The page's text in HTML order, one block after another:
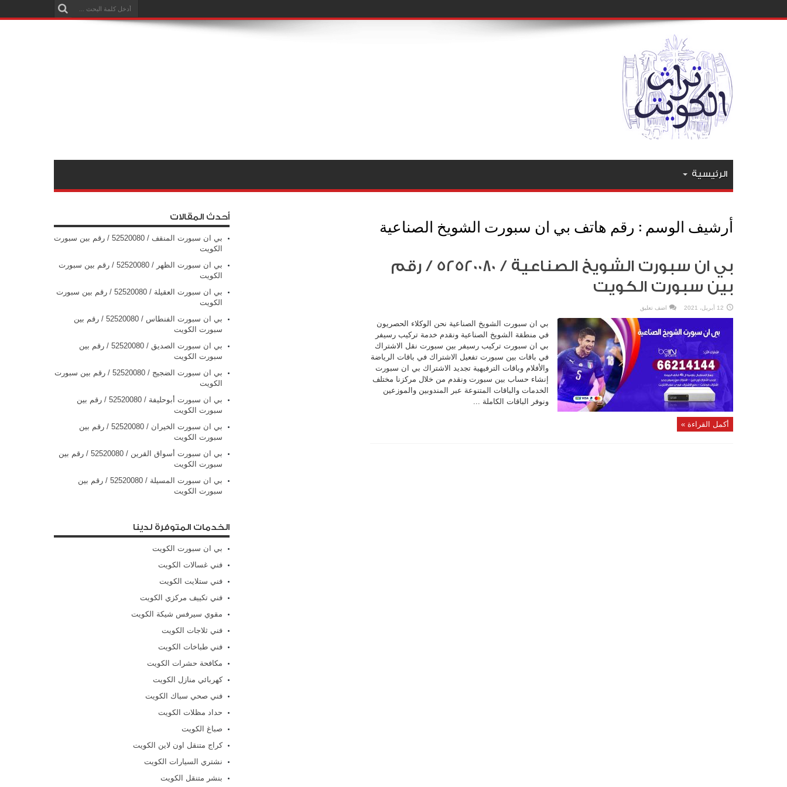
الرئيسية
أرشيف الوسم : رقم هاتف بي ان سبورت الشويخ الصناعية
بي ان سبورت الشويخ الصناعية / 52520080 / رقم
بين سبورت الكويت
12 أبريل، 2021 اضف تعليق
بي ان سبورت الشويخ الصناعية نحن الوكلاء الحصريون
في منطقة الشويخ الصناعية ونقدم خدمة تركيب رسيفر
بي ان سبورت تركيب رسيفر بين سبورت نقل الاشتراك
في باقات بين سبورت تفعيل الاشتراك في باقات الرياضة
والأفلام وباقات الترفيهية تجديد الاشتراك بي ان سبورت
إنشاء حساب بين سبورت ونقدم من خلال مركزنا مختلف
الخدمات والباقات المتنوعة عبر المندوبين والموزعين
ونوفر الباقات الكاملة ...
أكمل القراءة »
أحدث المقالات
بي ان سبورت المنقف / 52520080 / رقم بين سبورت
الكويت
بي ان سبورت الظهر / 52520080 / رقم بين سبورت
الكويت
بي ان سبورت العقيلة / 52520080 / رقم بين سبورت
الكويت
بي ان سبورت الفنطاس / 52520080 / رقم بين
سبورت الكويت
بي ان سبورت الصديق / 52520080 / رقم بين
سبورت الكويت
بي ان سبورت الضجيج / 52520080 / رقم بين سبورت
الكويت
بي ان سبورت أبوحليفة / 52520080 / رقم بين
سبورت الكويت
بي ان سبورت الخيران / 52520080 / رقم بين
سبورت الكويت
بي ان سبورت أسواق القرين / 52520080 / رقم بين
سبورت الكويت
بي ان سبورت المسيلة / 52520080 / رقم بين
سبورت الكويت
الخدمات المتوفرة لدينا
بي ان سبورت الكويت
فني غسالات الكويت
فني ستلايت الكويت
فني تكييف مركزي الكويت
مقوي سيرفس شيكة الكويت
فني ثلاجات الكويت
فني طباخات الكويت
مكافحة حشرات الكويت
كهربائي منازل الكويت
فني صحي سباك الكويت
حداد مظلات الكويت
صباغ الكويت
كراج متنقل اون لاين الكويت
نشتري السيارات الكويت
بنشر متنقل الكويت